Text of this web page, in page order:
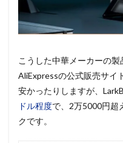
こうした中華メーカーの
AliExpressの公式販売サイ
安かったりしますが、
ドル程度で、2万5000円超
クです。